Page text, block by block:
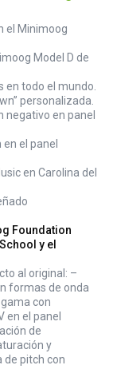
el Minimoog
Model D de
en todo el mundo.
personalizada.
negativo en panel
el panel
en Carolina del
Foundation
y el
al original: –
formas de onda
con
en el panel
de
y
de pitch con